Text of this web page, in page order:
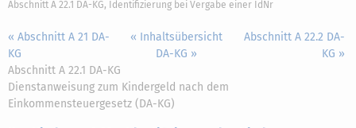
Abschnitt A 22.1 DA-KG, Identifizierung bei Vergabe einer IdNr
« Abschnitt A 21 DA-
KG
« Inhaltsübersicht
DA-KG »
Abschnitt A 22.2 DA-
KG »
Abschnitt A 22.1 DA-KG
Dienstanweisung zum Kindergeld nach dem
Einkommensteuergesetz (DA-KG)